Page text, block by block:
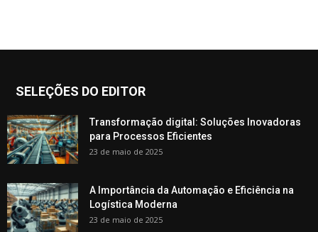
SELEÇÕES DO EDITOR
Transformação digital: Soluções Inovadoras
para Processos Eficientes
23 de maio de 2025
A Importância da Automação e Eficiência na
Logística Moderna
23 de maio de 2025